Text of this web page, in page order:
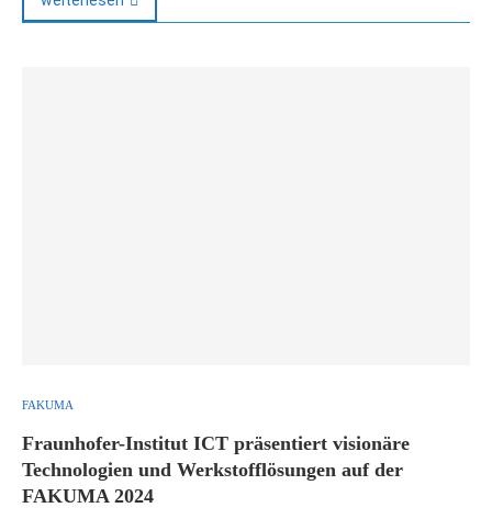
FAKUMA
Fraunhofer-Institut ICT präsentiert visionäre
Technologien und Werkstofflösungen auf der
FAKUMA 2024